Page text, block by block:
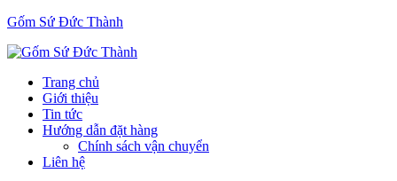
Gốm Sứ Đức Thành
Trang chủ
Giới thiệu
Tin tức
Hướng dẫn đặt hàng
Chính sách vận chuyển
Liên hệ